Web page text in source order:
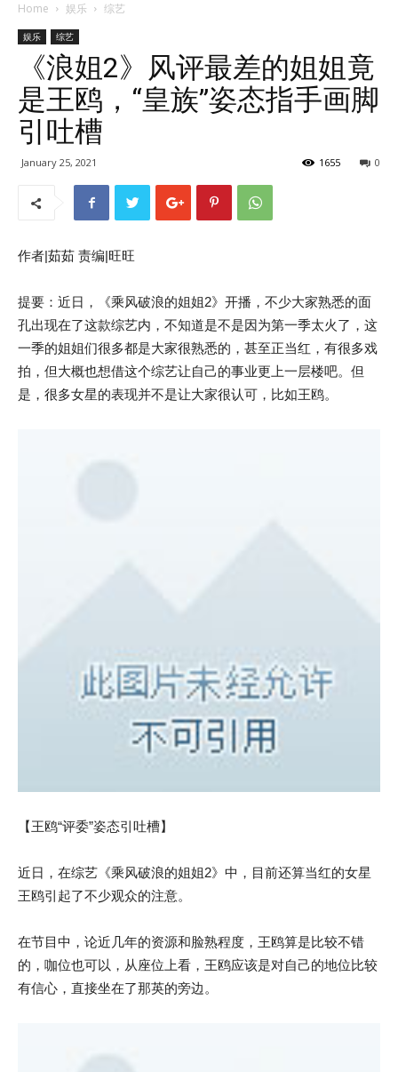
Home 娱乐 综艺
娱乐 综艺
《浪姐2》风评最差的姐姐竟
是王鸥，“皇族”姿态指手画脚
引吐槽
January 25, 2021 0
1655
作者|茹茹 责编|旺旺
提要：近日，《乘风破浪的姐姐2》开播，不少大家熟悉的面
孔出现在了这款综艺内，不知道是不是因为第一季太火了，这
一季的姐姐们很多都是大家很熟悉的，甚至正当红，有很多戏
拍，但大概也想借这个综艺让自己的事业更上一层楼吧。但
是，很多女星的表现并不是让大家很认可，比如王鸥。
【王鸥“评委”姿态引吐槽】
近日，在综艺《乘风破浪的姐姐2》中，目前还算当红的女星
王鸥引起了不少观众的注意。
在节目中，论近几年的资源和脸熟程度，王鸥算是比较不错
的，咖位也可以，从座位上看，王鸥应该是对自己的地位比较
有信心，直接坐在了那英的旁边。